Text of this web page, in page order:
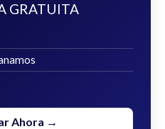
GRATUITA
Ahora →